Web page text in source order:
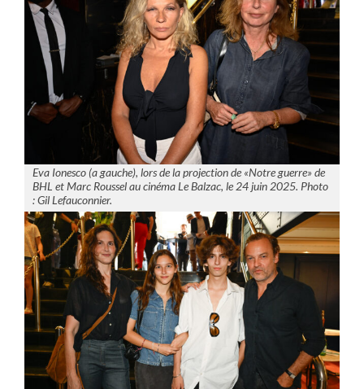
Eva Ionesco (a gauche), lors de la projection de «Notre guerre» de
BHL et Marc Roussel au cinéma Le Balzac, le 24 juin 2025. Photo
: Gil Lefauconnier.